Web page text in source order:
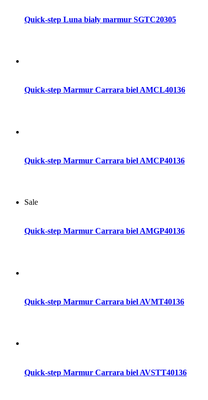
Quick-step Luna biały marmur SGTC20305
Quick-step Marmur Carrara biel AMCL40136
Quick-step Marmur Carrara biel AMCP40136
Sale
Quick-step Marmur Carrara biel AMGP40136
Quick-step Marmur Carrara biel AVMT40136
Quick-step Marmur Carrara biel AVSTT40136